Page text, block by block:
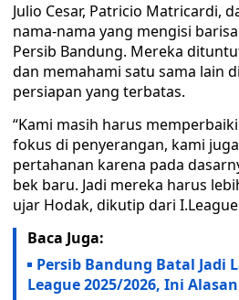
Julio Cesar, Patricio Matricardi,
nama-nama yang mengisi
Persib Bandung. Mereka
dan memahami satu sama lain
persiapan yang terbatas.
“Kami masih harus
fokus di penyerangan, kami
pertahanan karena pada
bek baru. Jadi mereka harus
ujar Hodak, dikutip dari
Baca Juga:
Persib Bandung Batal Jadi
League 2025/2026, Ini